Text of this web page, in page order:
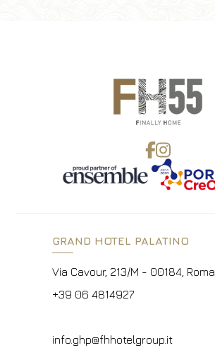
GRAND HOTEL PALATINO
Via Cavour, 213/M - 00184, Roma
+39 06 4814927
info.ghp@fhhotelgroup.it